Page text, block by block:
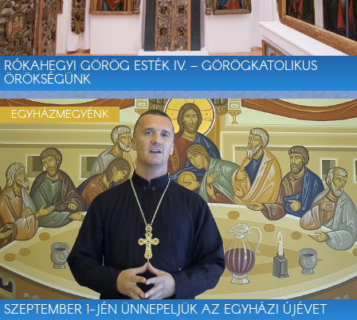
RÓKAHEGYI GÖRÖG ESTÉK IV. – GÖRÖGKATOLIKUS
ÖRÖKSÉGÜNK
SZEPTEMBER 1-JÉN ÜNNEPELJÜK AZ EGYHÁZI ÚJÉVET
EGYHÁZMEGYÉNK